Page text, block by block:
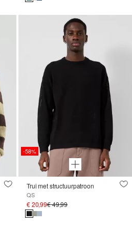
-58%
Trui met structuurpatroon
QS
€ 20,99€ 49,99